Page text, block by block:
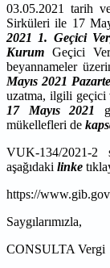
03.05.2021 tarih
Sirküleri ile 17
2021 1. Geçici
Kurum Geçici
beyannameler
Mayıs 2021
uzatma, ilgili geçici
17 Mayıs 2021
mükellefleri de
VUK-134/2021-2
aşağıdaki linke
https://
Saygılarımızla,
CONSULTA Vergi